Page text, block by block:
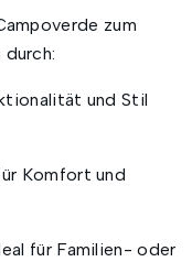
zum
und Stil
Komfort und
für Familien- oder